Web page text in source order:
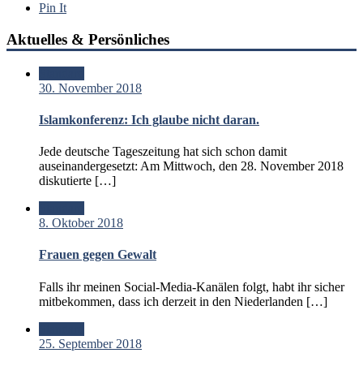
Pin It
Aktuelles & Persönliches
30. November 2018
Islamkonferenz: Ich glaube nicht daran.
Jede deutsche Tageszeitung hat sich schon damit
auseinandergesetzt: Am Mittwoch, den 28. November 2018
diskutierte […]
8. Oktober 2018
Frauen gegen Gewalt
Falls ihr meinen Social-Media-Kanälen folgt, habt ihr sicher
mitbekommen, dass ich derzeit in den Niederlanden […]
25. September 2018